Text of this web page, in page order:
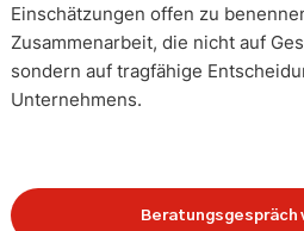
Einschätzungen offen zu
Zusammenarbeit, die nicht auf
sondern auf tragfähige
Unternehmens.
Beratungsgespräch